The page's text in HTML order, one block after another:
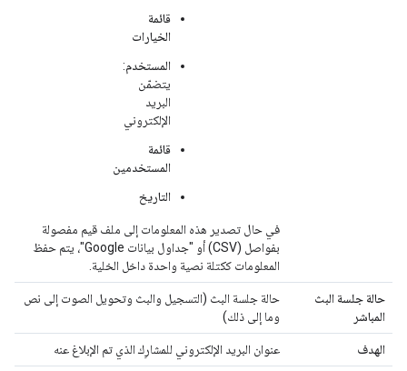
قائمة
الخيارات
المستخدم:
يتضمّن
البريد
الإلكتروني
قائمة
المستخدمين
التاريخ
في حال تصدير هذه المعلومات إلى ملف قيم مفصولة
بفواصل (CSV) أو "جداول بيانات Google"، يتم حفظ
المعلومات ككتلة نصية واحدة داخل الخلية.
حالة جلسة البث
المباشر
حالة جلسة البث (التسجيل والبث وتحويل الصوت إلى نص
وما إلى ذلك)
الهدف عنوان البريد الإلكتروني للمشارِك الذي تم الإبلاغ عنه